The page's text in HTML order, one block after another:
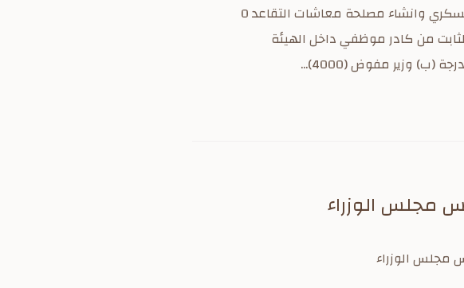
الرقم 21/1/27 التاريخ 28/1/1378 الموافقة على نظام التقاعد المدني والعسكري وانشاء مصلحة معاشات التقاعد 0
ذات المربوط الثابت من كادر موظفي داخل الهيئة
مجلس الوزراء